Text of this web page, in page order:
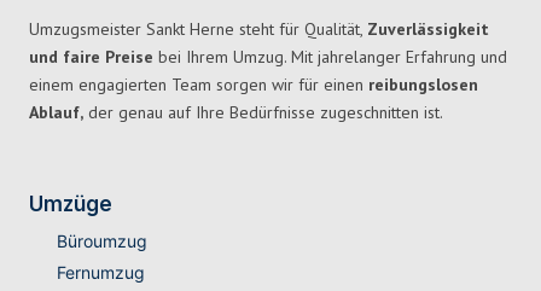
Umzugsmeister Sankt Herne steht für Qualität, Zuverlässigkeit
und faire Preise bei Ihrem Umzug. Mit jahrelanger Erfahrung und
einem engagierten Team sorgen wir für einen reibungslosen
Ablauf, der genau auf Ihre Bedürfnisse zugeschnitten ist.
Umzüge
Büroumzug
Fernumzug